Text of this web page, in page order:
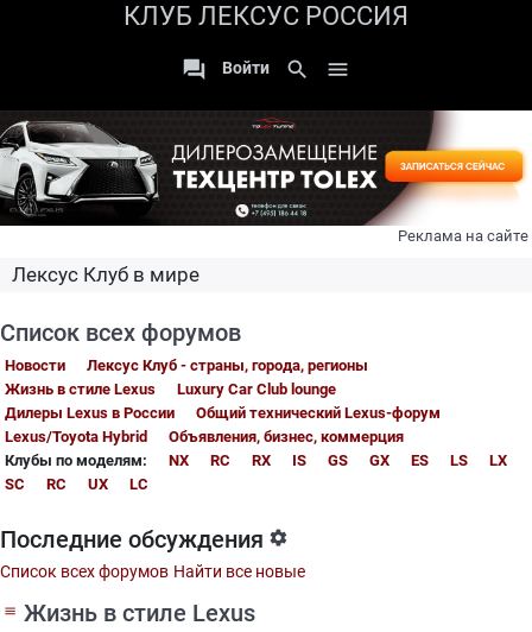
КЛУБ ЛЕКСУС РОССИЯ
 Войти search 
Реклама на сайте
Лексус Клуб в мире
Список всех форумов
Новости
Лексус Клуб - страны, города, регионы
Жизнь в стиле Lexus
Luxury Car Club lounge
Дилеры Lexus в России
Общий технический Lexus-форум
Lexus/Toyota Hybrid
Объявления, бизнес, коммерция
Клубы по моделям:
NX RC RX IS GS GX ES LS
LX
SC
RC UX LC
Последние обсуждения 
Список всех форумов Найти все новые
menu Жизнь в стиле Lexus